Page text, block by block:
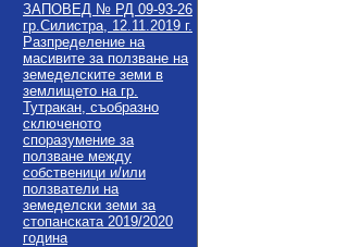
ЗАПОВЕД № РД 09-93-26
гр.Силистра, 12.11.2019 г.
Разпределение на
масивите за ползване на
земеделските земи в
землището на гр.
Тутракан, съобразно
сключеното
споразумение за
ползване между
собственици и/или
ползватели на
земеделски земи за
стопанската 2019/2020
година